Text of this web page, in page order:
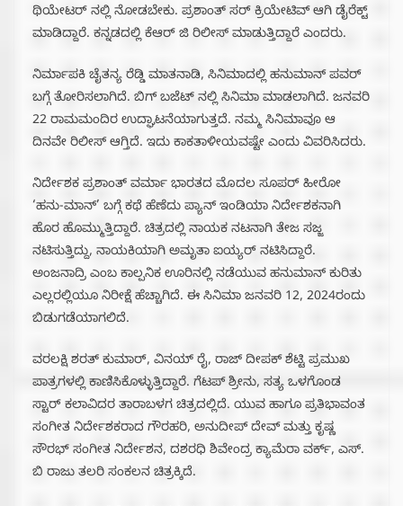
ಥಿಯೇಟರ್ ನಲ್ಲಿ ನೋಡಬೇಕು. ಪ್ರಶಾಂತ್ ಸರ್ ಕ್ರಿಯೇಟಿವ್ ಆಗಿ ಡೈರೆಕ್ಟ್
ಮಾಡಿದ್ದಾರೆ. ಕನ್ನಡದಲ್ಲಿ ಕೆಆರ್ ಜಿ ರಿಲೀಸ್ ಮಾಡುತ್ತಿದ್ದಾರೆ ಎಂದರು.
ನಿರ್ಮಾಪಕಿ ಚೈತನ್ಯ ರೆಡ್ಡಿ ಮಾತನಾಡಿ, ಸಿನಿಮಾದಲ್ಲಿ ಹನುಮಾನ್ ಪವರ್
ಬಗ್ಗೆ ತೋರಿಸಲಾಗಿದೆ. ಬಿಗ್ ಬಜೆಟ್ ನಲ್ಲಿ ಸಿನಿಮಾ ಮಾಡಲಾಗಿದೆ. ಜನವರಿ
22 ರಾಮಮಂದಿರ ಉದ್ಘಾಟನೆಯಾಗುತ್ತದೆ. ನಮ್ಮ ಸಿನಿಮಾವೂ ಆ
ದಿನವೇ ರಿಲೀಸ್ ಆಗ್ತಿದೆ. ಇದು ಕಾಕತಾಳೀಯವಷ್ಟೇ ಎಂದು ವಿವರಿಸಿದರು.
ನಿರ್ದೇಶಕ ಪ್ರಶಾಂತ್ ವರ್ಮಾ ಭಾರತದ ಮೊದಲ ಸೂಪರ್ ಹೀರೋ
‘ಹನು-ಮಾನ್’ ಬಗ್ಗೆ ಕಥೆ ಹೆಣೆದು ಪ್ಯಾನ್ ಇಂಡಿಯಾ ನಿರ್ದೇಶಕನಾಗಿ
ಹೊರ ಹೊಮ್ಮುತ್ತಿದ್ದಾರೆ. ಚಿತ್ರದಲ್ಲಿ ನಾಯಕ ನಟನಾಗಿ ತೇಜ ಸಜ್ಜ
ನಟಿಸುತ್ತಿದ್ದು, ನಾಯಕಿಯಾಗಿ ಅಮೃತಾ ಐಯ್ಯರ್ ನಟಿಸಿದ್ದಾರೆ.
ಅಂಜನಾದ್ರಿ ಎಂಬ ಕಾಲ್ಪನಿಕ ಊರಿನಲ್ಲಿ ನಡೆಯುವ ಹನುಮಾನ್‌ ಕುರಿತು
ಎಲ್ಲರಲ್ಲಿಯೂ ನಿರೀಕ್ಷೆ ಹೆಚ್ಚಾಗಿದೆ. ಈ ಸಿನಿಮಾ ಜನವರಿ 12, 2024ರಂದು
ಬಿಡುಗಡೆಯಾಗಲಿದೆ.
ವರಲಕ್ಷಿ ಶರತ್ ಕುಮಾರ್, ವಿನಯ್ ರೈ, ರಾಜ್ ದೀಪಕ್ ಶೆಟ್ಟಿ ಪ್ರಮುಖ
ಪಾತ್ರಗಳಲ್ಲಿ ಕಾಣಿಸಿಕೊಳ್ಳುತ್ತಿದ್ದಾರೆ. ಗೆಟಪ್ ಶ್ರೀನು, ಸತ್ಯ ಒಳಗೊಂಡ
ಸ್ಟಾರ್ ಕಲಾವಿದರ ತಾರಾಬಳಗ ಚಿತ್ರದಲ್ಲಿದೆ. ಯುವ ಹಾಗೂ ಪ್ರತಿಭಾವಂತ
ಸಂಗೀತ ನಿರ್ದೇಶಕರಾದ ಗೌರಹರಿ, ಅನುದೀಪ್ ದೇವ್ ಮತ್ತು ಕೃಷ್ಣ
ಸೌರಭ್ ಸಂಗೀತ ನಿರ್ದೇಶನ, ದಶರಧಿ ಶಿವೇಂದ್ರ ಕ್ಯಾಮೆರಾ ವರ್ಕ್, ಎಸ್.
ಬಿ ರಾಜು ತಲರಿ ಸಂಕಲನ ಚಿತ್ರಕ್ಕಿದೆ.